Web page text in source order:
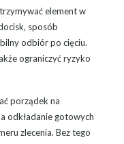
element w
sposób
odbiór po cięciu.
ograniczyć ryzyko
porządek na
odkładanie gotowych
zlecenia. Bez tego